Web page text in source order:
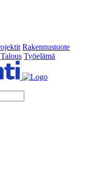
Rakennustuote
Talous Työelämä